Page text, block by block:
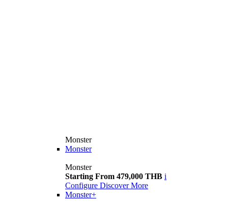
Monster
Monster
Monster
Starting From 479,000 THB i
Configure Discover More
Monster+